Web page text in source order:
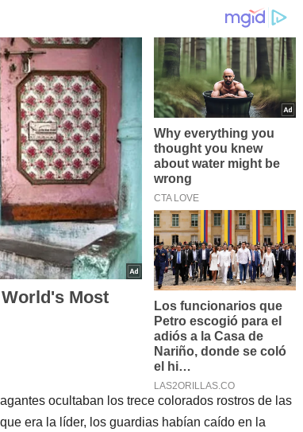
ocultaban los trece colorados rostros de las
era la líder, los guardias habían caído en la